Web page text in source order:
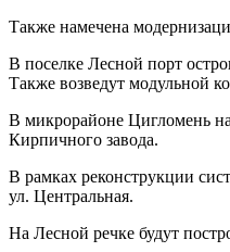
Также намечена
В поселке Лесной порт
Также возведут модульной
В микрорайоне Цигломень
Кирпичного завода.
В рамках реконструкции
ул. Центральная.
На Лесной речке будут